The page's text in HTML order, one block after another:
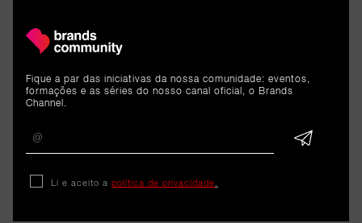
melhor”.
Com estas novidades, a SIC pretende manter-se
relevante num mercado competitivo, a proximidade
consumo digital.
Fique a par das iniciativas da nossa comunidade: eventos,
formações e as séries do nosso canal oficial, o Brands
Channel.
Li e aceito a política de privacidade